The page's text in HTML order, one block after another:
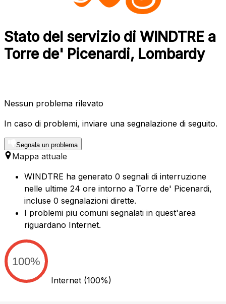
Stato del servizio di WINDTRE a
Torre de' Picenardi, Lombardy
Nessun problema rilevato
In caso di problemi, inviare una segnalazione di seguito.
Segnala un problema
Mappa attuale
WINDTRE ha generato 0 segnali di interruzione
nelle ultime 24 ore intorno a Torre de' Picenardi,
incluse 0 segnalazioni dirette.
I problemi piu comuni segnalati in quest'area
riguardano Internet.
100%
Internet (100%)